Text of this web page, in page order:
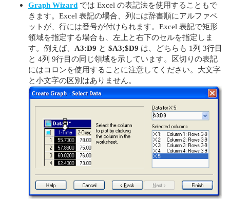
Graph Wizard では Excel の表記法を使用することもで
きます。Excel 表記の場合、列には辞書順にアルファベ
ットが、行には番号が付けられます。Excel 表記で矩形
領域を指定する場合も、左上と右下のセルを指定しま
す。例えば、 A3:D9 と $A3;$D9 は、どちらも 1列 3行目
と 4列 9行目の同じ領域を示しています。区切りの表記
にはコロンを使用することに注意してください。大文字
と小文字の区別はありません。